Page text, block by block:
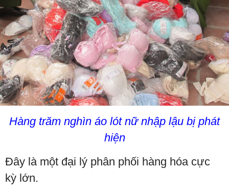
Hàng trăm nghìn áo lót nữ nhập lậu bị phát
hiện
Đây là một đại lý phân phối hàng hóa cực
kỳ lớn.